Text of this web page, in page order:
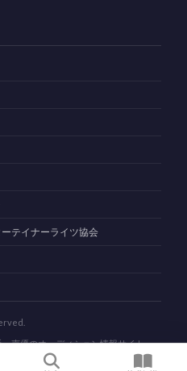
テイナーライツ協会
声優のオーディション情報サイト